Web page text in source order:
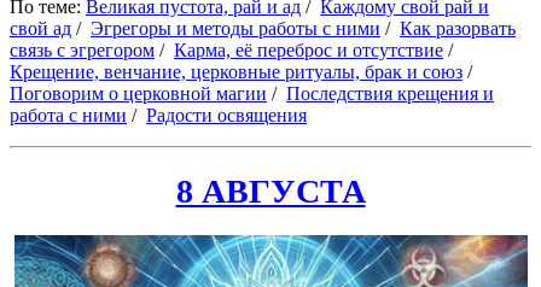
По теме: Великая пустота, рай и ад / Каждому свой рай и
свой ад / Эгрегоры и методы работы с ними / Как разорвать
связь с эгрегором / Карма, её переброс и отсутствие /
Крещение, венчание, церковные ритуалы, брак и союз /
Поговорим о церковной магии / Последствия крещения и
работа с ними / Радости освящения
8 АВГУСТА